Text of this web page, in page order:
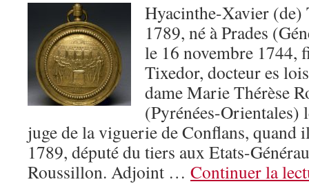
Hyacinthe-Xavier
1789, né à Prades
le 16 novembre 1744,
Tixedor, docteur es
dame Marie Thérèse
(Pyrénées-
juge de la viguerie de Conflans,
1789, député du tiers aux Etats-
Roussillon. Adjoint … Continuer la